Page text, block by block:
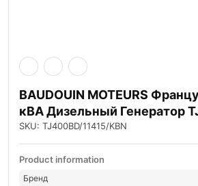
BAUDOUIN MOTEURS
кВА Дизельный Генератор
SKU: TJ400BD/11415/KBN
Product information
Бренд